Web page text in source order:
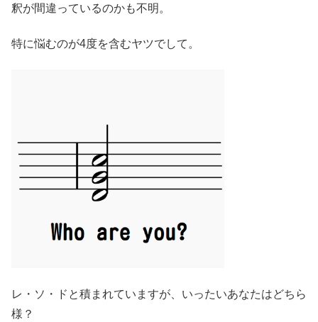
釈が間違っているのかも不明。
特に悩むのが4度を含むヤツでして。
レ・ソ・ドと積まれていますが、いったいあなたはどちら
様？